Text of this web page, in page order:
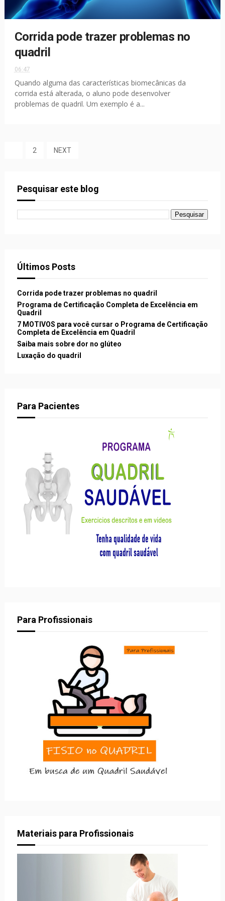
Corrida pode trazer problemas no
quadril
06:47
Quando alguma das características biomecânicas da
corrida está alterada, o aluno pode desenvolver
problemas de quadril. Um exemplo é a...
2 NEXT
Pesquisar este blog
Últimos Posts
Corrida pode trazer problemas no quadril
Programa de Certificação Completa de Excelência em
Quadril
7 MOTIVOS para você cursar o Programa de Certificação
Completa de Excelência em Quadril
Saiba mais sobre dor no glúteo
Luxação do quadril
Para Pacientes
Para Profissionais
Materiais para Profissionais